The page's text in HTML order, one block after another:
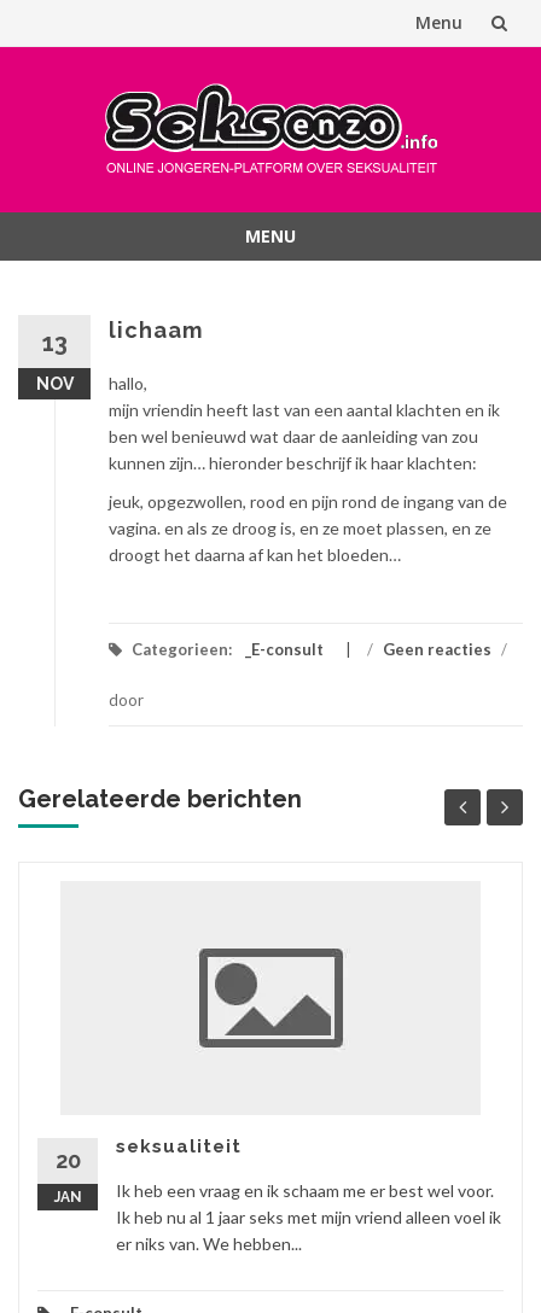
Menu
MENU
13
NOV
lichaam
hallo,
mijn vriendin heeft last van een aantal klachten en ik
ben wel benieuwd wat daar de aanleiding van zou
kunnen zijn… hieronder beschrijf ik haar klachten:
jeuk, opgezwollen, rood en pijn rond de ingang van de
vagina. en als ze droog is, en ze moet plassen, en ze
droogt het daarna af kan het bloeden…
Categorieen: _E-consult / Geen reacties /
door
Gerelateerde berichten
20
JAN
seksualiteit
Ik heb een vraag en ik schaam me er best wel voor.
Ik heb nu al 1 jaar seks met mijn vriend alleen voel ik
er niks van. We hebben...